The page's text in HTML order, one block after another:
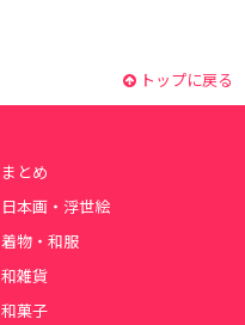
トップに戻る
まとめ
日本画・浮世絵
着物・和服
和雑貨
和菓子